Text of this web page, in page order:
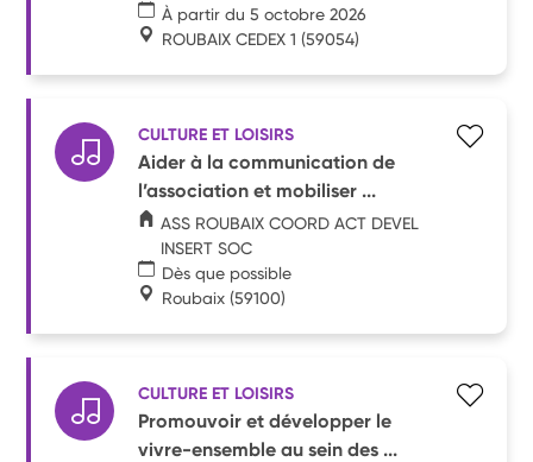
À partir du 5 octobre 2026
ROUBAIX CEDEX 1 (59054)
CULTURE ET LOISIRS
Aider à la communication de
l’association et mobiliser ...
ASS ROUBAIX COORD ACT DEVEL
INSERT SOC
Dès que possible
Roubaix (59100)
CULTURE ET LOISIRS
Promouvoir et développer le
vivre-ensemble au sein des ...